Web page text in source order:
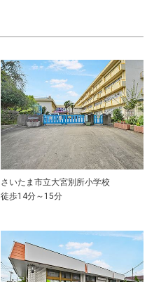
さいたま市立大宮別所小学校
徒歩14分～15分